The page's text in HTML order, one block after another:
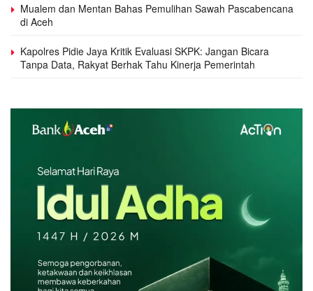
Mualem dan Mentan Bahas Pemulihan Sawah Pascabencana
di Aceh
Kapolres Pidie Jaya Kritik Evaluasi SKPK: Jangan Bicara
Tanpa Data, Rakyat Berhak Tahu Kinerja Pemerintah